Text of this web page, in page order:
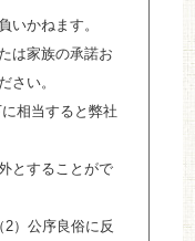
いかねます。
は家族の承諾お
さい。
相当すると弊社
とすることがで
）公序良俗に反